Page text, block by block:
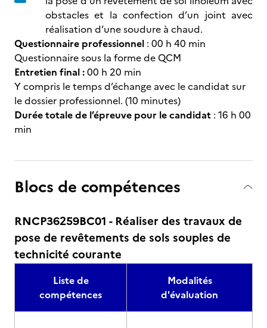
obstacles et la confection d’un joint avec
réalisation d’une soudure à chaud.
Questionnaire professionnel : 00 h 40 min
Questionnaire sous la forme de QCM
Entretien final :00 h 20 min
Y compris le temps d’échange avec le candidat sur
le dossier professionnel. (10 minutes)
Durée totale de l’épreuve pour le candidat : 16 h 00
min
Blocs de compétences
RNCP36259BC01 - Réaliser des travaux de
pose de revêtements de sols souples de
technicité courante
Liste de
compétences
Modalités
d'évaluation